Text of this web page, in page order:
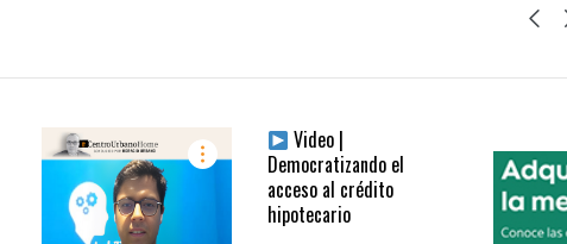
Video |
Democratizando el
acceso al crédito
hipotecario